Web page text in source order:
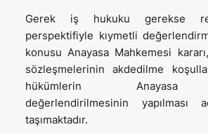
Gerek iş hukuku gerekse
perspektifiyle kıymetli
konusu Anayasa Mahkemesi
sözleşmelerinin akdedilme
hükümlerin Anayasa
değerlendirilmesinin yapılması
taşımaktadır.